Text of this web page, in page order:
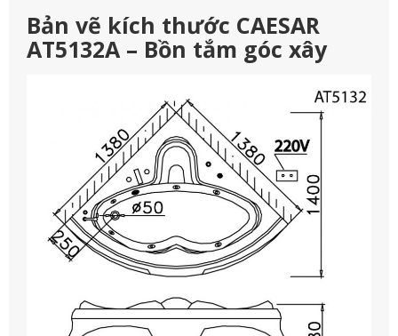
Bản vẽ kích thước CAESAR
AT5132A – Bồn tắm góc xây